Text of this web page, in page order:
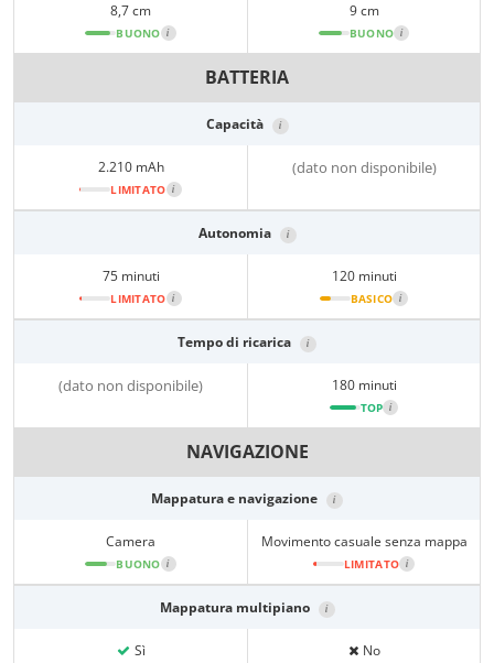
8,7 cm
BUONO i
9 cm
BUONO i
BATTERIA
Capacità i
2.210 mAh
LIMITATO i
(dato non disponibile)
Autonomia i
75 minuti
LIMITATO i
120 minuti
BASICO i
Tempo di ricarica i
(dato non disponibile) 180 minuti
TOP i
NAVIGAZIONE
Mappatura e navigazione i
Camera
BUONO i
Movimento casuale senza mappa
LIMITATO i
Mappatura multipiano i
Sì No